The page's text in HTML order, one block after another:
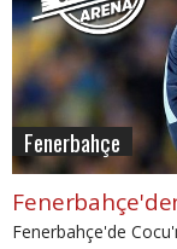
Fenerbahçe
Fenerbahçe'de